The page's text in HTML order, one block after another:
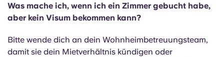
Was mache ich, wenn ich ein Zimmer gebucht habe,
aber kein Visum bekommen kann?
Bitte wende dich an dein Wohnheimbetreuungsteam,
damit sie dein Mietverhältnis kündigen oder